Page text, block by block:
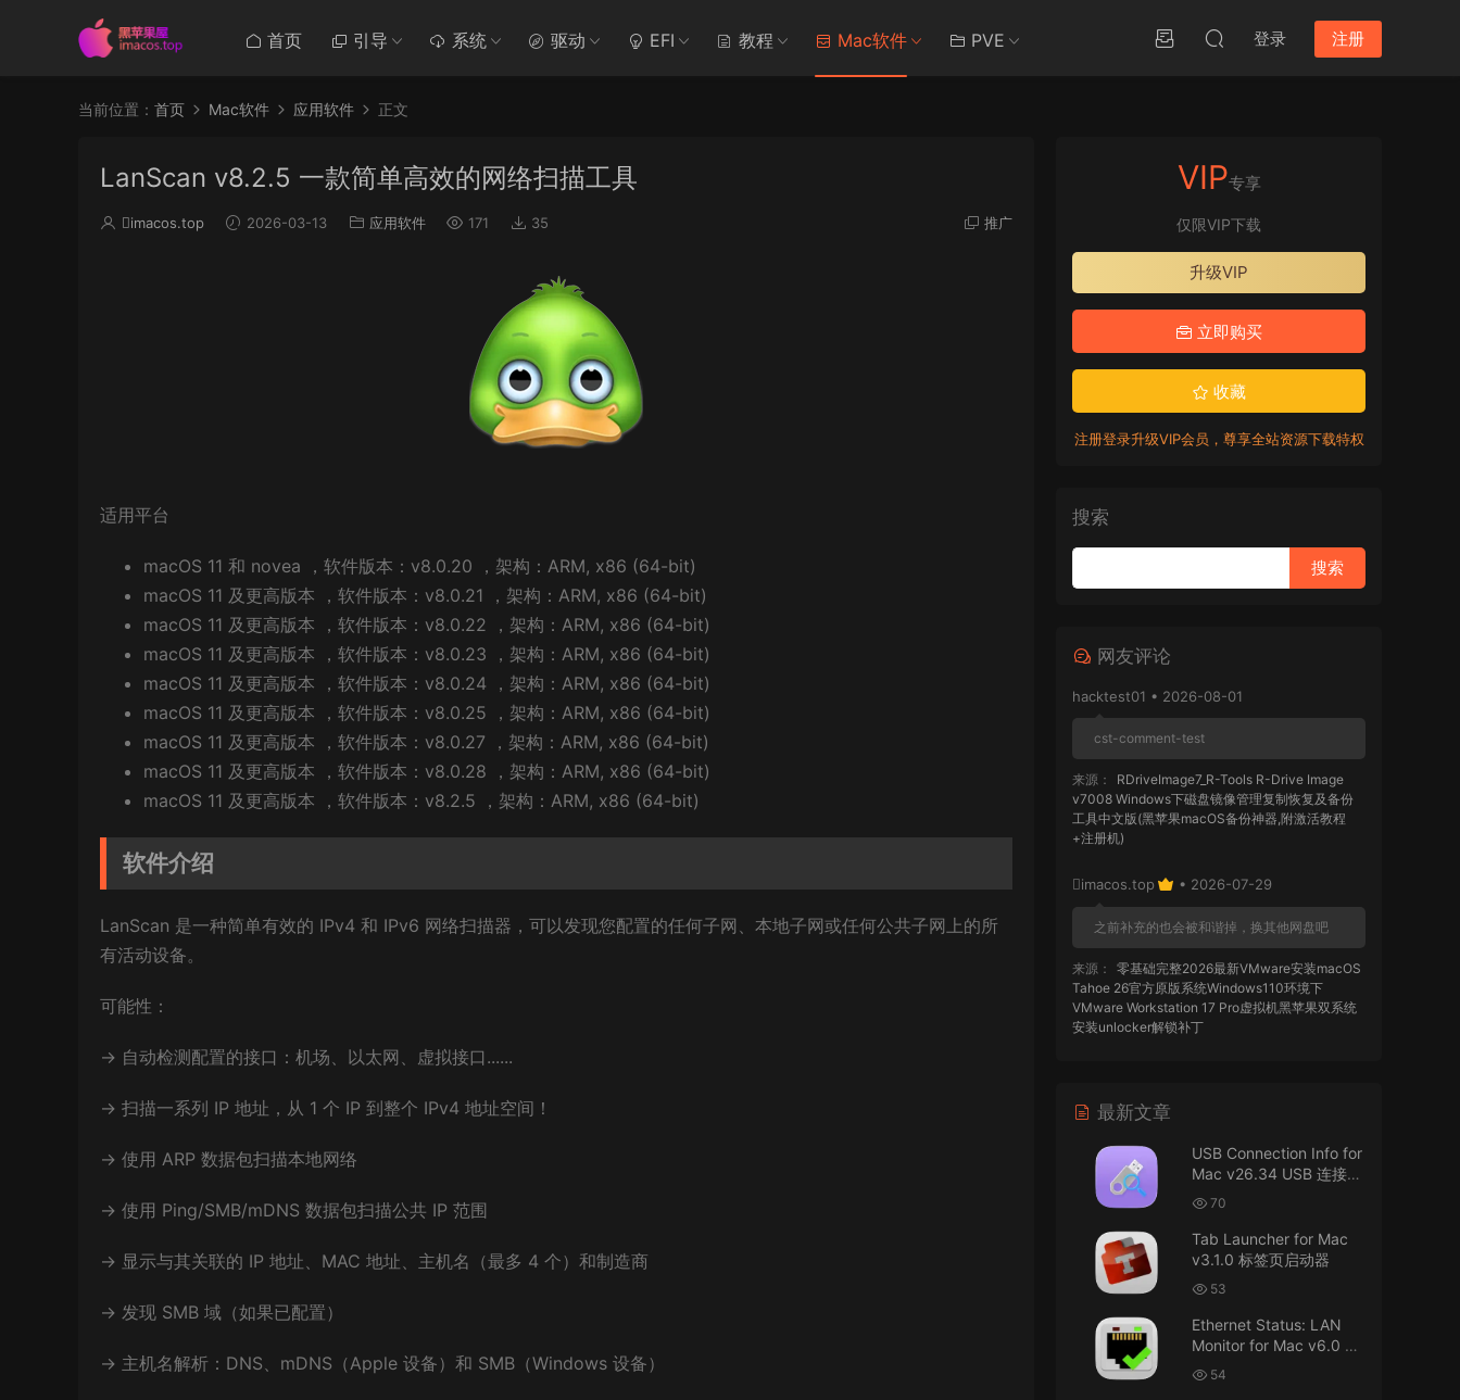
首页 引导 系统 驱动 EFI 教程 Mac软件 PVE 登录 注册
当前位置： 首页 Mac软件 应用软件 正文
LanScan v8.2.5 一款简单高效的网络扫描工具
imacos.top 2026-03-13 应用软件 171 35 推广
适用平台
macOS 11 和 novea ，软件版本：v8.0.20 ，架构：ARM, x86 (64-bit)
macOS 11 及更高版本 ，软件版本：v8.0.21 ，架构：ARM, x86 (64-bit)
macOS 11 及更高版本 ，软件版本：v8.0.22 ，架构：ARM, x86 (64-bit)
macOS 11 及更高版本 ，软件版本：v8.0.23 ，架构：ARM, x86 (64-bit)
macOS 11 及更高版本 ，软件版本：v8.0.24 ，架构：ARM, x86 (64-bit)
macOS 11 及更高版本 ，软件版本：v8.0.25 ，架构：ARM, x86 (64-bit)
macOS 11 及更高版本 ，软件版本：v8.0.27 ，架构：ARM, x86 (64-bit)
macOS 11 及更高版本 ，软件版本：v8.0.28 ，架构：ARM, x86 (64-bit)
macOS 11 及更高版本 ，软件版本：v8.2.5 ，架构：ARM, x86 (64-bit)
软件介绍
LanScan 是一种简单有效的 IPv4 和 IPv6 网络扫描器，可以发现您配置的任何子网、本地子网或任何公共子网上的所
有活动设备。
可能性：
→ 自动检测配置的接口：机场、以太网、虚拟接口......
→ 扫描一系列 IP 地址，从 1 个 IP 到整个 IPv4 地址空间！
→ 使用 ARP 数据包扫描本地网络
→ 使用 Ping/SMB/mDNS 数据包扫描公共 IP 范围
→ 显示与其关联的 IP 地址、MAC 地址、主机名（最多 4 个）和制造商
→ 发现 SMB 域（如果已配置）
→ 主机名解析：DNS、mDNS（Apple 设备）和 SMB（Windows 设备）
VIP专享
仅限VIP下载
升级VIP
立即购买
收藏
注册登录升级VIP会员，尊享全站资源下载特权
搜索
网友评论
hacktest01 • 2026-08-01
cst-comment-test
来源：
RDriveImage7_R-Tools R-Drive Image
v7008 Windows下磁盘镜像管理复制恢复及备份
工具中文版(黑苹果macOS备份神器,附激活教程
+注册机)
imacos.top • 2026-07-29
之前补充的也会被和谐掉，换其他网盘吧
来源：
零基础完整2026最新VMware安装macOS
Tahoe 26官方原版系统Windows110环境下
VMware Workstation 17 Pro虚拟机黑苹果双系统
安装unlocker解锁补丁
AIO = All In One，一站式整合完整版
来源：
DaVinci Resolve Studio 21 for Mac
v21.0.3 AIO 达芬奇世界顶级调色软件
Mac长存
接！直接从苹果公司下载。
u8562248263583923 • 2026-07-29
最新文章
USB Connection Info for
Mac v26.34 USB 连接信
息 70
Tab Launcher for Mac
v3.1.0 标签页启动器
53
Ethernet Status: LAN
Monitor for Mac v6.0 以
太网状态：LAN 监控
54